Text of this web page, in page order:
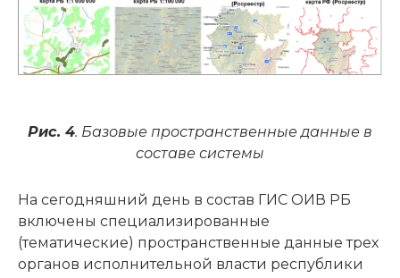
Рис. 4. Базовые пространственные данные в
составе системы
На сегодняшний день в состав ГИС ОИВ РБ
включены специализированные
(тематические) пространственные данные трех
органов исполнительной власти республики